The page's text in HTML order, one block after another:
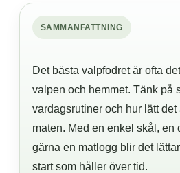
SAMMANFATTNING
Det bästa valpfodret är ofta
valpen och hemmet. Tänk på
vardagsrutiner och hur lätt det
maten. Med en enkel skål, en
gärna en matlogg blir det
start som håller över tid.